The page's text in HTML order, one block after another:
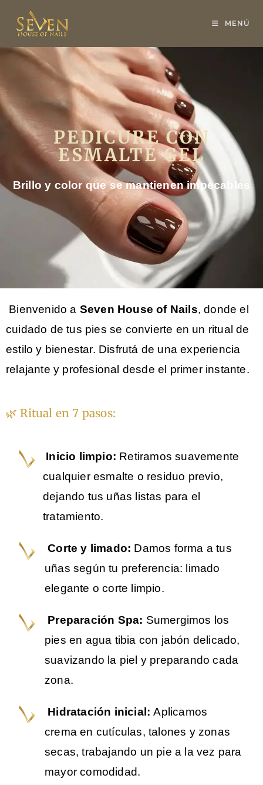
MENÚ
PEDICURE CON
ESMALTE GEL
Brillo y color que se mantienen impecables
Bienvenido a Seven House of Nails, donde el
cuidado de tus pies se convierte en un ritual de
estilo y bienestar. Disfrutá de una experiencia
relajante y profesional desde el primer instante.
🌿 Ritual en 7 pasos:
Inicio limpio: Retiramos suavemente
cualquier esmalte o residuo previo,
dejando tus uñas listas para el
tratamiento.
Corte y limado: Damos forma a tus
uñas según tu preferencia: limado
elegante o corte limpio.
Preparación Spa: Sumergimos los
pies en agua tibia con jabón delicado,
suavizando la piel y preparando cada
zona.
Hidratación inicial:Aplicamos
crema en cutículas, talones y zonas
secas, trabajando un pie a la vez para
mayor comodidad.